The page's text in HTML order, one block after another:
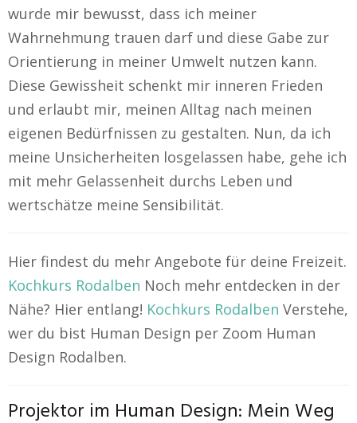
wurde mir bewusst, dass ich meiner
Wahrnehmung trauen darf und diese Gabe zur
Orientierung in meiner Umwelt nutzen kann.
Diese Gewissheit schenkt mir inneren Frieden
und erlaubt mir, meinen Alltag nach meinen
eigenen Bedürfnissen zu gestalten. Nun, da ich
meine Unsicherheiten losgelassen habe, gehe ich
mit mehr Gelassenheit durchs Leben und
wertschätze meine Sensibilität.
Hier findest du mehr Angebote für deine Freizeit.
Kochkurs Rodalben Noch mehr entdecken in der
Nähe? Hier entlang! Kochkurs Rodalben Verstehe,
wer du bist Human Design per Zoom Human
Design Rodalben.
Projektor im Human Design: Mein Weg